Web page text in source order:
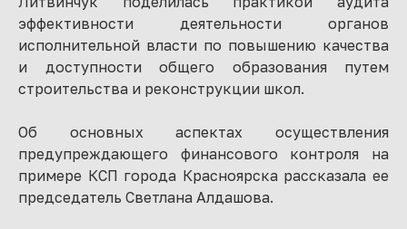
эффективности деятельности органов
исполнительной власти по повышению качества
и доступности общего образования путем
строительства и реконструкции школ.
Об основных аспектах осуществления
предупреждающего финансового контроля на
примере КСП города Красноярска рассказала ее
председатель Светлана Алдашова.